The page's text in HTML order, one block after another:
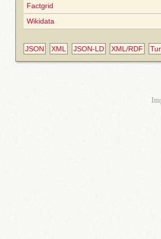
Factgrid
Wikidata
JSON XML JSON-LD XML/RDF